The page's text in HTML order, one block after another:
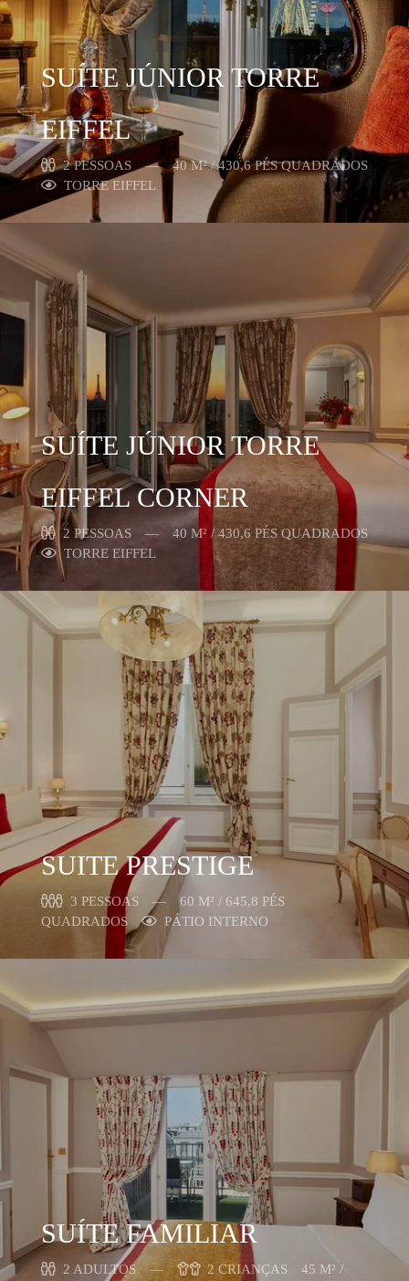
SUÍTE JÚNIOR TORRE
EIFFEL
2 PESSOAS
40 M² / 430,6 PÉS QUADRADOS
TORRE EIFFEL
SUÍTE JÚNIOR TORRE
EIFFEL CORNER
2 PESSOAS
40 M² / 430,6 PÉS QUADRADOS
TORRE EIFFEL
SUITE PRESTIGE
3 PESSOAS
60 M² / 645,8 PÉS
QUADRADOS
PÁTIO INTERNO
SUÍTE FAMILIAR
2 ADULTOS 2 CRIANÇAS
45 M² /